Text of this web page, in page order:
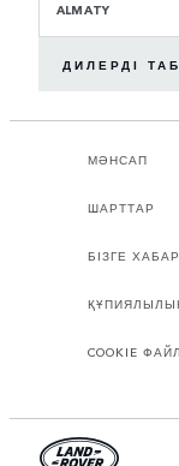
ALMATY
ДИЛЕРДІ
МӘНСАП
ШАРТТАР
БІЗГЕ
COOKIE